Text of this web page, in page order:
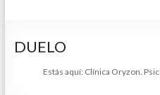
DUELO
Estás aquí: Clínica Oryzon.